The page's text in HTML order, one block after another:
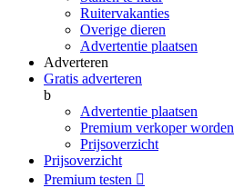
Ruitervakanties
Overige dieren
Advertentie plaatsen
Adverteren
Gratis adverteren
b
Advertentie plaatsen
Premium verkoper worden
Prijsoverzicht
Prijsoverzicht
Premium testen 